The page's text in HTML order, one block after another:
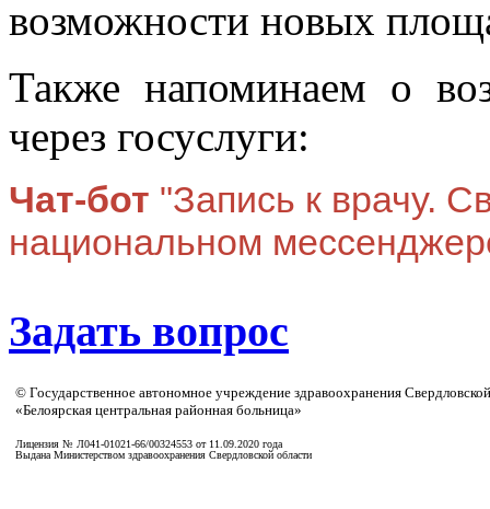
возможности новых
Также напоминаем о
через госуслуги:
Чат-бот "Запись к врачу.
национальном
Задать вопрос
© Государственное автономное учреждение здравоохранения
«Белоярская центральная районная больница»
Лицензия № Л041-01021-66/00324553 от 11.09.2020 года
Выдана Министерством здравоохранения Свердловской области